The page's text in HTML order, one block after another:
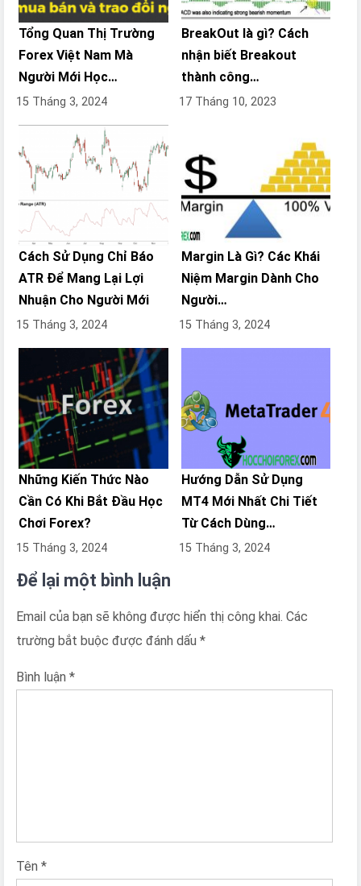
Tổng Quan Thị Trường
Forex Việt Nam Mà
Người Mới Học…
15 Tháng 3, 2024
BreakOut là gì? Cách
nhận biết Breakout
thành công…
17 Tháng 10, 2023
Cách Sử Dụng Chỉ Báo
ATR Để Mang Lại Lợi
Nhuận Cho Người Mới
15 Tháng 3, 2024
Margin Là Gì? Các Khái
Niệm Margin Dành Cho
Người…
15 Tháng 3, 2024
Những Kiến Thức Nào
Cần Có Khi Bắt Đầu Học
Chơi Forex?
15 Tháng 3, 2024
Hướng Dẫn Sử Dụng
MT4 Mới Nhất Chi Tiết
Từ Cách Dùng…
15 Tháng 3, 2024
Để lại một bình luận
Email của bạn sẽ không được hiển thị công khai. Các
trường bắt buộc được đánh dấu *
Bình luận *
Tên *